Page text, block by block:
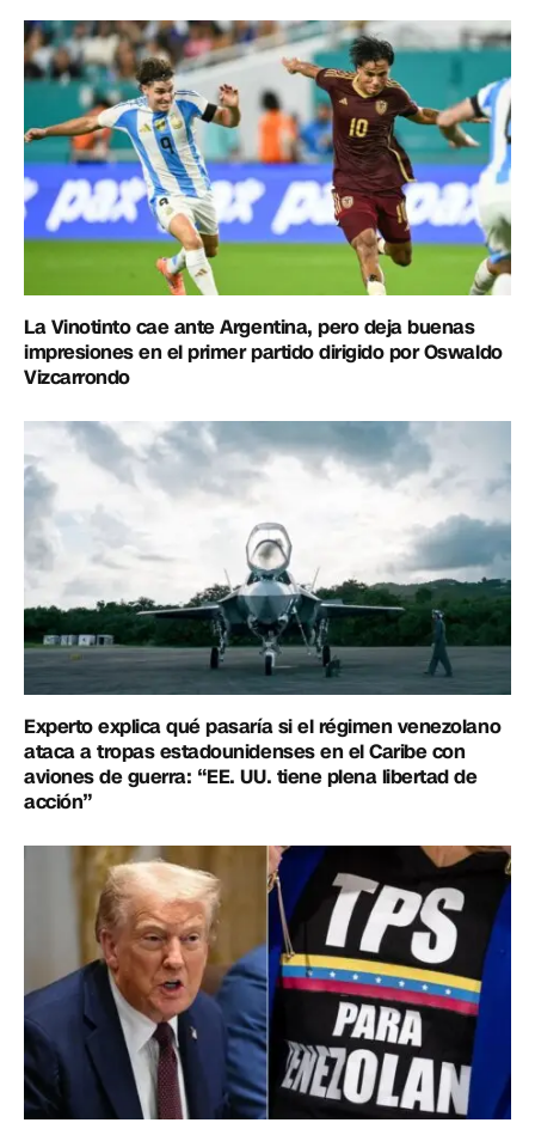
La Vinotinto cae ante Argentina, pero deja buenas
impresiones en el primer partido dirigido por Oswaldo
Vizcarrondo
Experto explica qué pasaría si el régimen venezolano
ataca a tropas estadounidenses en el Caribe con
aviones de guerra: “EE. UU. tiene plena libertad de
acción”